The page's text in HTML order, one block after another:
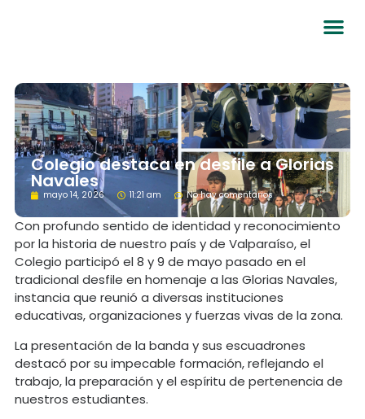
Colegio destaca en desfile a Glorias
Navales
mayo 14, 2026 11:21 am No hay comentarios
Con profundo sentido de identidad y reconocimiento
por la historia de nuestro país y de Valparaíso, el
Colegio participó el 8 y 9 de mayo pasado en el
tradicional desfile en homenaje a las Glorias Navales,
instancia que reunió a diversas instituciones
educativas, organizaciones y fuerzas vivas de la zona.
La presentación de la banda y sus escuadrones
destacó por su impecable formación, reflejando el
trabajo, la preparación y el espíritu de pertenencia de
nuestros estudiantes.